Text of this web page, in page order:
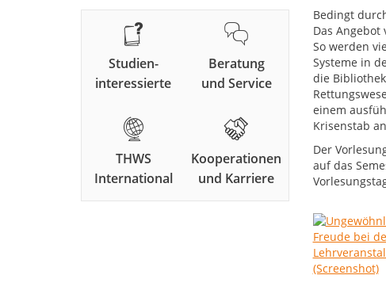
Bedingt
Das
So werden
Systeme in
die
einem
Krisenstab
Der
auf das
Studien-
interessierte
Beratung
und Service
THWS
International
Kooperationen
und Karriere